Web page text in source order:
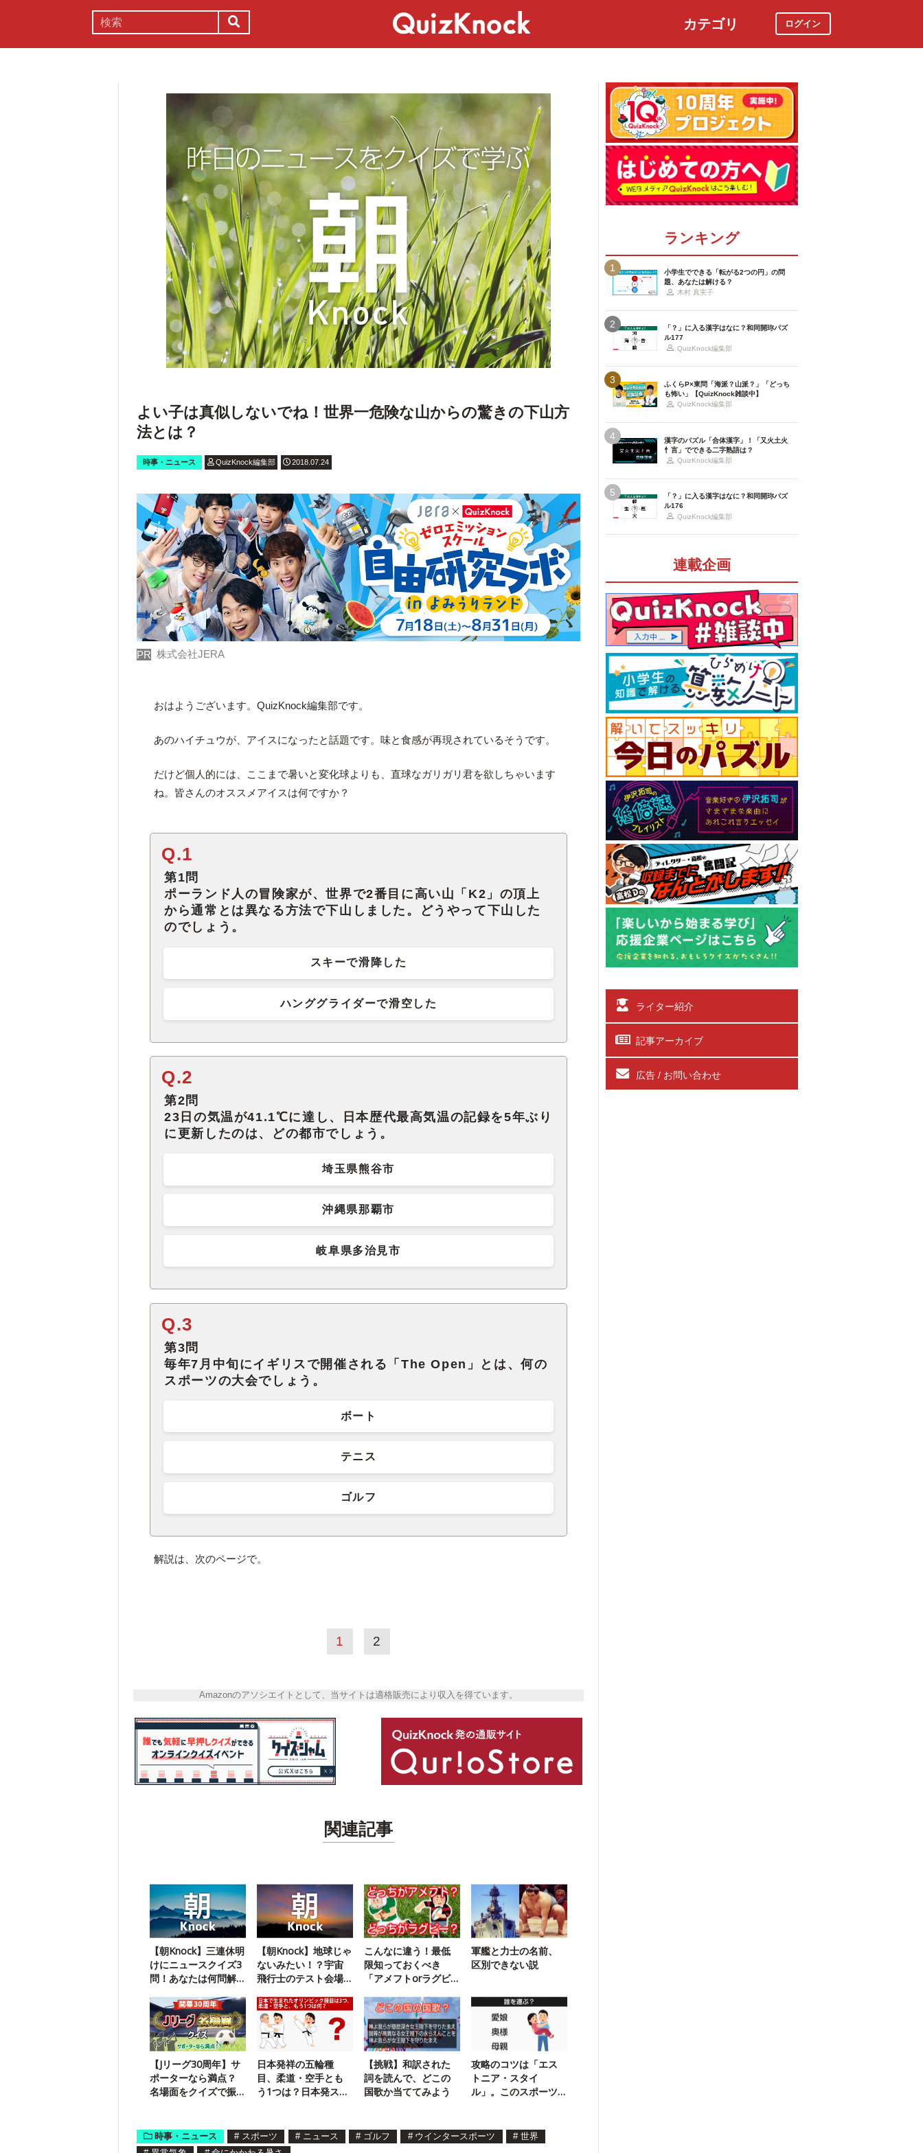
カテゴリ ログイン
よい子は真似しないでね！世界一危険な山からの驚きの下山方
法とは？
時事・ニュース QuizKnock編集部 2018.07.24
PR 株式会社JERA
おはようございます。QuizKnock編集部です。
あのハイチュウが、アイスになったと話題です。味と食感が再現されているそうです。
だけど個人的には、ここまで暑いと変化球よりも、直球なガリガリ君を欲しちゃいます
ね。皆さんのオススメアイスは何ですか？
Q.1
第1問
ポーランド人の冒険家が、世界で2番目に高い山「K2」の頂上
から通常とは異なる方法で下山しました。どうやって下山した
のでしょう。
スキーで滑降した
ハンググライダーで滑空した
Q.2
第2問
23日の気温が41.1℃に達し、日本歴代最高気温の記録を5年ぶり
に更新したのは、どの都市でしょう。
埼玉県熊谷市
沖縄県那覇市
岐阜県多治見市
Q.3
第3問
毎年7月中旬にイギリスで開催される「The Open」とは、何の
スポーツの大会でしょう。
ボート
テニス
ゴルフ
解説は、次のページで。
1 2
Amazonのアソシエイトとして、当サイトは適格販売により収入を得ています。
関連記事
【朝Knock】三連休明
けにニュースクイズ3
問！あなたは何問解
【朝Knock】地球じゃ
ないみたい！？宇宙
飛行士のテスト会場
こんなに違う！最低
限知っておくべき
「アメフトorラグビ
軍艦と力士の名前、
区別できない説
【Jリーグ30周年】サ
ポーターなら満点？
名場面をクイズで振
日本発祥の五輪種
目、柔道・空手とも
う1つは？日本発スポ
【挑戦】和訳された
詞を読んで、どこの
国歌か当ててみよう
攻略のコツは「エス
トニア・スタイ
ル」。このスポーツ
時事・ニュース # スポーツ # ニュース # ゴルフ # ウインタースポーツ # 世界
ランキング
1
小学生でできる「転がる2つの円」の問
題、あなたは解ける？
木村 真実子
2
「？」に入る漢字はなに？和同開珎パズ
ル177
QuizKnock編集部
3
ふくらP×東問「海派？山派？」「どっち
も怖い」【QuizKnock雑談中】
QuizKnock編集部
4
漢字のパズル「合体漢字」！「又火土火
忄言」でできる二字熟語は？
QuizKnock編集部
5
「？」に入る漢字はなに？和同開珎パズ
ル176
QuizKnock編集部
連載企画
ライター紹介
記事アーカイブ
広告 / お問い合わせ